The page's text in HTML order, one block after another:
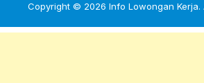
Copyright © 2026 Info Lowongan Kerja.